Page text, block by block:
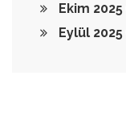
Ekim 2025
Eylül 2025